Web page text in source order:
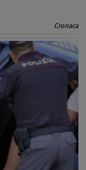
Cronaca